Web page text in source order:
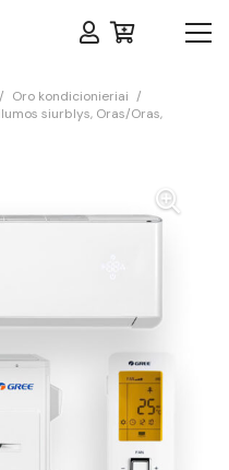
/ Oro kondicionieriai /
siurblys, Oras/Oras,